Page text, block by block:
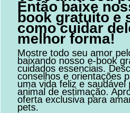
Então baixe
book gratuito e
como cuidar
melhor forma!
Mostre todo seu amor
baixando nosso e-book
cuidados essenciais.
conselhos e orientações
uma vida feliz e saudável
animal de estimação.
oferta exclusiva para
pets.